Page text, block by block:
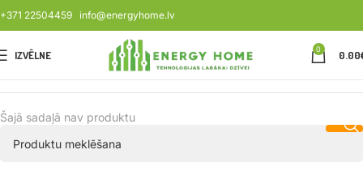
+371 22504459 info@energyhome.lv
IZVĒLNE 0 0.00
Šajā sadaļā nav produktu